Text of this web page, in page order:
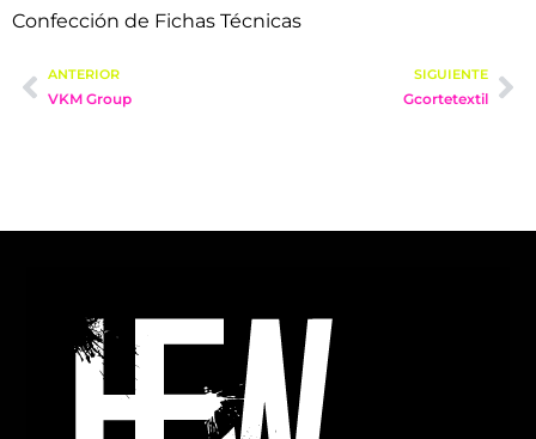
Confección de Fichas Técnicas
ANTERIOR
VKM Group
SIGUIENTE
Gcortetextil